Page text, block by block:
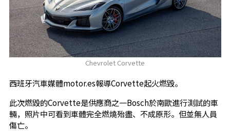
Chevrolet Corvette
西班牙汽車媒體motor.es報導Corvette起火燃毀。
此次燃毀的Corvette是供應商之一Bosch於南歐進行測試的車
輛，照片中可看到車體完全燃燒殆盡、不成原形。但並無人員
傷亡。